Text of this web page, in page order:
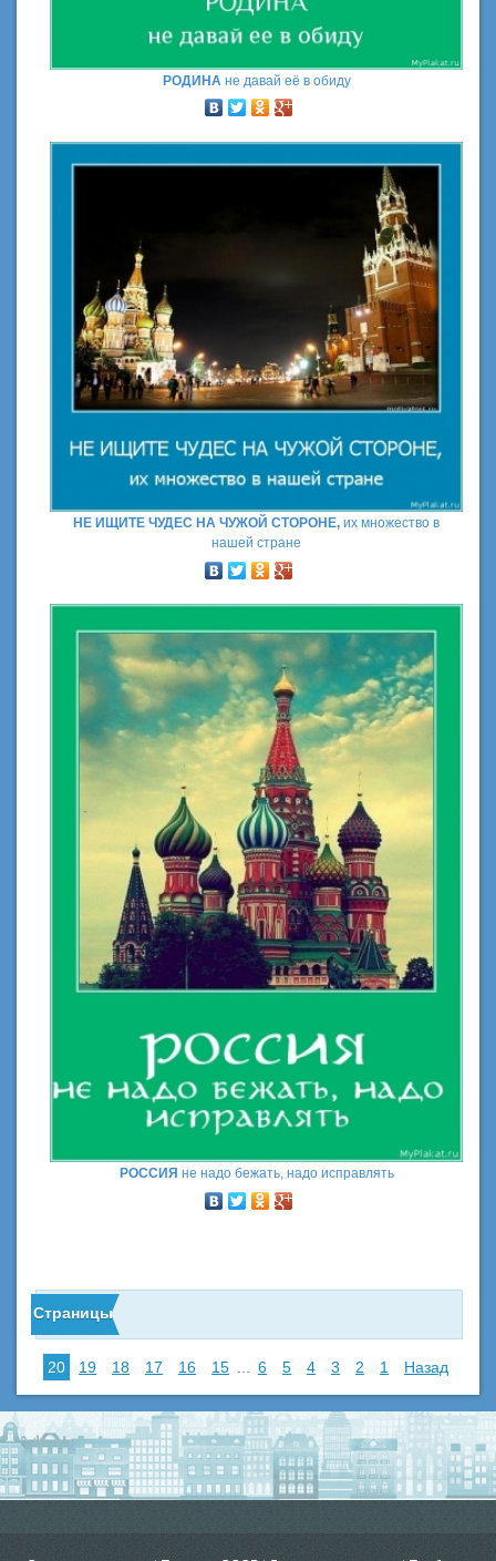
РОДИНА не давай её в обиду
НЕ ИЩИТЕ ЧУДЕС НА ЧУЖОЙ СТОРОНЕ, их множество в
нашей стране
РОССИЯ не надо бежать, надо исправлять
Страницы
20 19 18 17 16 15 ... 6 5 4 3 2 1 Назад